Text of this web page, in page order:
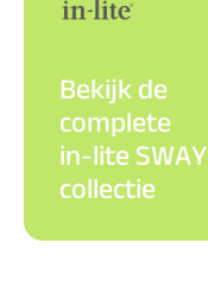
Bekijk de
complete
in-lite SWAY
collectie